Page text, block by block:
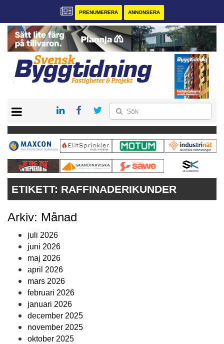
PRENUMERERA ANNONSERA
PRENUMERERA
VÅRA ANDRA MAGASIN
ANNONSERA
KONTAKT
ETIKETT: RAFFINADERIKUNDER
Arkiv: Månad
juli 2026
juni 2026
maj 2026
april 2026
mars 2026
februari 2026
januari 2026
december 2025
november 2025
oktober 2025